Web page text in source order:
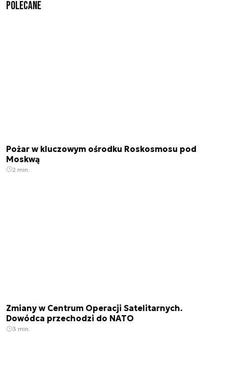
Polecane
Pożar w kluczowym ośrodku Roskosmosu pod
Moskwą
2 min.
Zmiany w Centrum Operacji Satelitarnych.
Dowódca przechodzi do NATO
3 min.